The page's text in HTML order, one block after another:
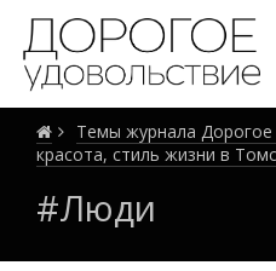
Темы журнала
красота, стиль жизни в
#Люди